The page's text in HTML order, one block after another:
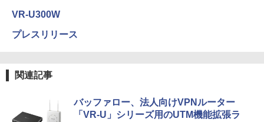
VR-U300W
プレスリリース
関連記事
バッファロー、法人向けVPNルーター
「VR-U」シリーズ用のUTM機能拡張ラ